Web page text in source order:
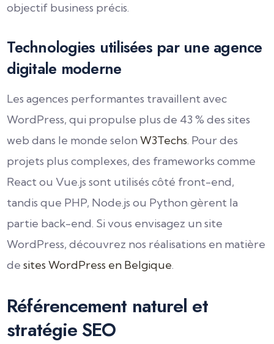
objectif business précis.
Technologies utilisées par une agence
digitale moderne
Les agences performantes travaillent avec
WordPress, qui propulse plus de 43 % des sites
web dans le monde selon W3Techs. Pour des
projets plus complexes, des frameworks comme
React ou Vue.js sont utilisés côté front-end,
tandis que PHP, Node.js ou Python gèrent la
partie back-end. Si vous envisagez un site
WordPress, découvrez nos réalisations en matière
de sites WordPress en Belgique.
Référencement naturel et
stratégie SEO